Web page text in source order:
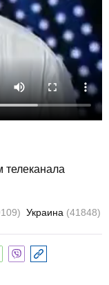
телеканала
Украина (41848)